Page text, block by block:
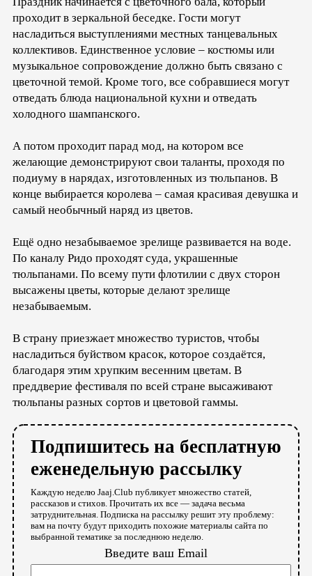
проходит в зеркальной беседке. Гости могут
насладиться выступлениями местных танцевальных
коллективов. Единственное условие – костюмы или
музыкальное сопровождение должно быть связано с
цветочной темой. Кроме того, все собравшиеся могут
отведать блюда национальной кухни и отведать
холодного шампанского.
А потом проходит парад мод, на котором все
желающие демонстрируют свои таланты, проходя по
подиуму в нарядах, изготовленных из тюльпанов. В
конце выбирается королева – самая красивая девушка и
самый необычный наряд из цветов.
Ещё одно незабываемое зрелище развивается на воде.
По каналу Ридо проходят суда, украшенные
тюльпанами. По всему пути флотилии с двух сторон
высажены цветы, которые делают зрелище
незабываемым.
В страну приезжает множество туристов, чтобы
насладиться буйством красок, которое создаётся,
благодаря этим хрупким весенним цветам. В
преддверие фестиваля по всей стране высаживают
тюльпаны разных сортов и цветовой гаммы.
Подпишитесь на бесплатную
еженедельную рассылку
Каждую неделю Jaaj.Club публикует множество статей,
рассказов и стихов. Прочитать их все — задача весьма
затруднительная. Подписка на рассылку решит эту проблему:
вам на почту будут приходить похожие материалы сайта по
выбранной тематике за последнюю неделю.
Введите ваш Email